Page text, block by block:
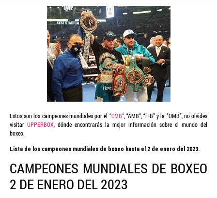
Estos son los campeones mundiales por el “CMB“, “AMB“, “FIB” y la “OMB“, no olvides
visitar UPPERBOX , dónde encontrarás la mejor información sobre el mundo del
boxeo.
Lista de los campeones mundiales de boxeo hasta el 2 de enero del 2023.
CAMPEONES MUNDIALES DE BOXEO
2 DE ENERO DEL 2023